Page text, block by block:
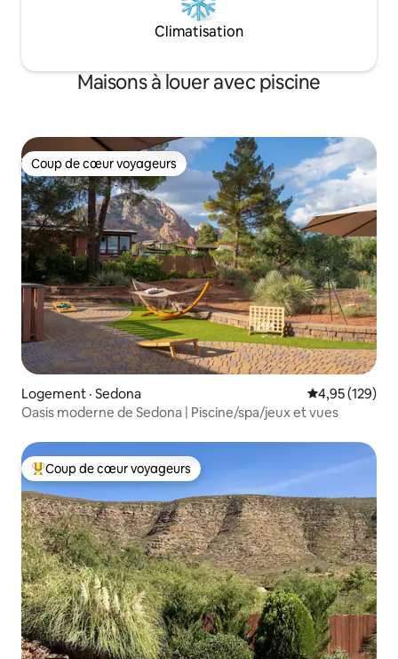
Climatisation
Maisons à louer avec piscine
Coup de cœur voyageurs
Coup de cœur voyageurs
Logement · Sedona Note
4,95 (129)
Oasis moderne de Sedona | Piscine/spa/jeux et vues
Coup de cœur voyageurs parmi les plus aimés
Coup de cœur voyageurs